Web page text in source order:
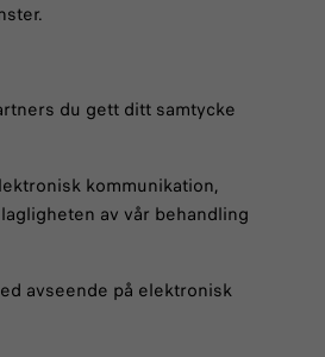
du gett ditt samtycke
kommunikation,
av vår behandling
avseende på elektronisk